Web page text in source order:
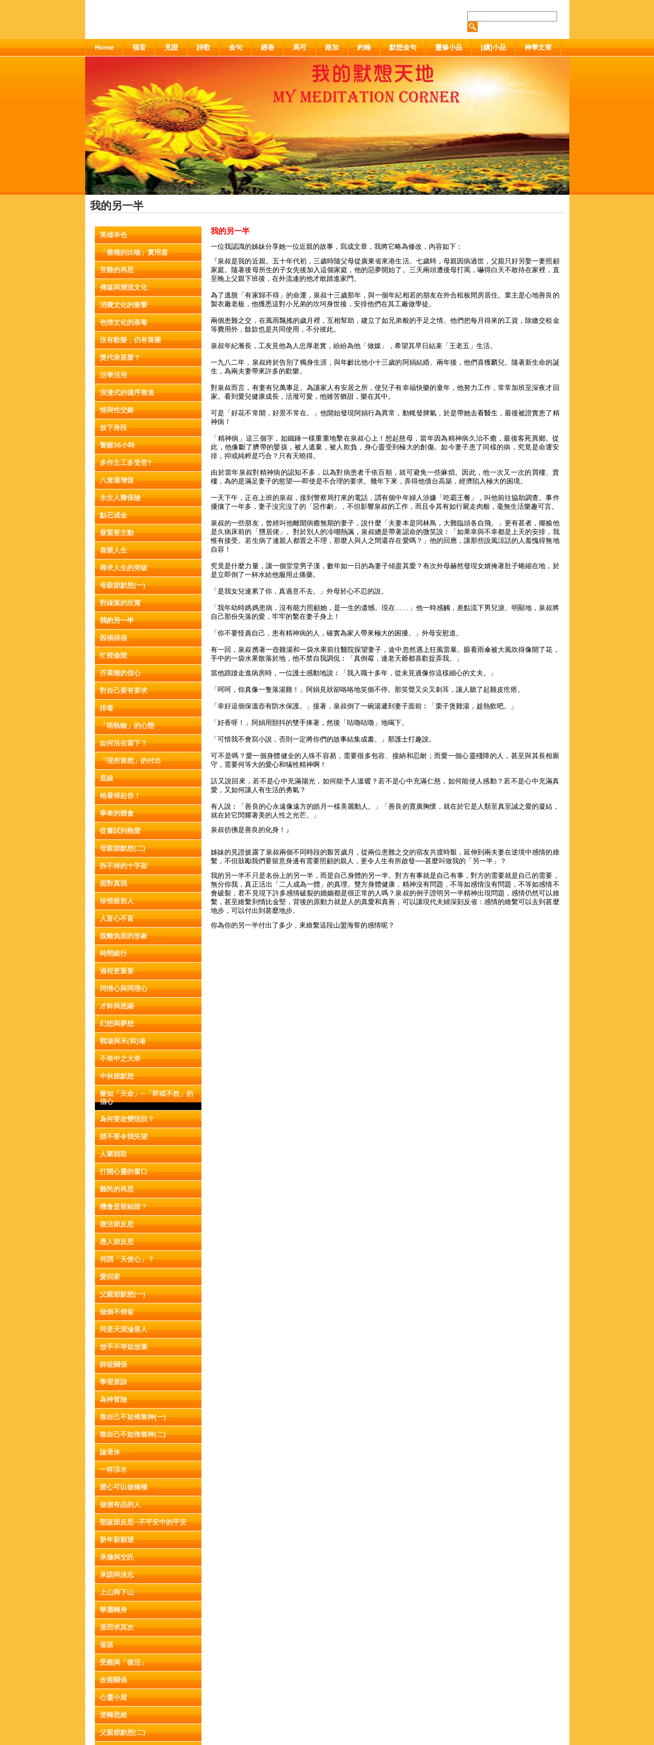
Home 福音 見證 詩歌 金句 經卷 馬可 路加 約翰 默想金句 靈修小品 [續]小品 神學文章
我的另一半
英雄本色
「撒種的比喻」實用篇
苦難的再思
傳媒與潮流文化
消費文化的衝擊
色情文化的荼毒
沒有歡樂，仍有喜樂
獎代表甚麼？
活學活用
浪漫式的循序漸進
情與性交鋒
放下身段
警醒36小時
多作主工多受苦?
八達通增值
永生人壽保險
點石成金
最緊要主動
喜樂人生
尋求人生的突破
母親節默想(一)
對綠葉的欣賞
我的另一半
因禍得福
忙裡偷閒
芥菜種的信心
對自己要有要求
排毒
「唔執輸」的心態
如何活在當下？
「理所當然」的付出
底線
祂看得起你！
事奉的體會
從嘗試到熱愛
母親節默想(二)
拆不掉的十字架
面對真我
珍惜眼前人
人盲心不盲
脫離負面的形象
時間銀行
過程更重要
同情心與同理心
才幹與恩賜
幻想與夢想
戰場與禾(和)場
不幸中之大幸
中秋節默想
樂知「天命」─「即或不然」的
信心
為何要改變現狀？
請不要令我失望
人棄我取
打開心靈的窗口
難民的再思
機會是留給誰？
復活節反思
愚人節反思
何謂「天使心」？
愛回家
父親節默想(一)
做個不倒翁
同是天涯淪落人
放手不等如放棄
師徒關係
學習原諒
為神冒險
靠自己不如倚靠神(一)
靠自己不如倚靠神(二)
論退休
一杯涼水
愛心可以做橋樑
做個有品的人
聖誕節反思─不平安中的平安
新年新願望
承擔與交託
承諾與淡忘
上山與下山
華麗轉身
退而求其次
落區
受難與「復活」
改善關係
心靈小屋
逆轉思維
父親節默想(二)
我的另一半
一位我認識的姊妹分享她一位近親的故事，寫成文章，我將它略為修改，內容如下：
『泉叔是我的近親。五十年代初，三歲時隨父母從廣東省來港生活。七歲時，母親因病過世，父親只好另娶一妻照顧
家庭。隨著後母所生的子女先後加入這個家庭，他的惡夢開始了。三天兩頭遭後母打罵，嚇得白天不敢待在家裡，直
至晚上父親下班後，在外流連的他才敢踏進家門。
為了逃脫「有家歸不得」的命運，泉叔十三歲那年，與一個年紀相若的朋友在外合租板間房居住。業主是心地善良的
製衣廠老板，他獲悉這對小兄弟的坎坷身世後，安排他們在其工廠做學徒。
兩個患難之交，在風雨飄搖的歲月裡，互相幫助，建立了如兄弟般的手足之情。他們把每月得來的工資，除繳交租金
等費用外，餘款也是共同使用，不分彼此。
泉叔年紀漸長，工友見他為人忠厚老實，紛紛為他「做媒」，希望其早日結束「王老五」生活。
一九八二年，泉叔終於告別了獨身生涯，與年齡比他小十三歲的阿娟結緍。兩年後，他們喜獲麟兒。隨著新生命的誕
生，為兩夫妻帶來許多的歡樂。
對泉叔而言，有妻有兒萬事足。為讓家人有安居之所，使兒子有幸福快樂的童年，他努力工作，常常加班至深夜才回
家。看到愛兒健康成長，活潑可愛，他雖苦猶甜，樂在其中。
可是「好花不常開，好景不常在。」他開始發現阿娟行為異常，動輒發脾氣，於是帶她去看醫生，最後被證實患了精
神病！
「精神病」這三個字，如鐵錘一樣重重地擊在泉叔心上！想起慈母，當年因為精神病久治不癒，最後客死異鄉。從
此，他像斷了臍帶的嬰孩，被人遺棄，被人欺負，身心靈受到極大的創傷。如今妻子患了同樣的病，究竟是命運安
排，抑或純粹是巧合？只有天曉得。
由於當年泉叔對精神病的認知不多，以為對病患者千依百順，就可避免一些麻煩。因此，他一次又一次的買樓、賣
樓，為的是滿足妻子的慾望──即使是不合理的要求。幾年下來，弄得他債台高築，經濟陷入極大的困境。
一天下午，正在上班的泉叔，接到警察局打來的電話，謂有個中年婦人涉嫌「吃霸王餐」，叫他前往協助調查。事件
擾攘了一年多，妻子沒完沒了的「惡作劇」，不但影響泉叔的工作，而且令其有如行屍走肉般，毫無生活樂趣可言。
泉叔的一些朋友，曾經叫他離開病癒無期的妻子，說什麼「夫妻本是同林鳥，大難臨頭各自飛。」更有甚者，揶揄他
是久病床前的「戇居佬」。對於別人的冷嘲熱諷，泉叔總是帶著認命的微笑說︰「如果幸與不幸都是上天的安排，我
惟有接受。若生病了連親人都置之不理，那麼人與人之間還存在愛嗎？」他的回應，讓那些說風涼話的人羞愧得無地
自容！
究竟是什麼力量，讓一個堂堂男子漢，數年如一日的為妻子傾盡其愛？有次外母赫然發現女婿掩著肚子蜷縮在地，於
是立即倒了一杯水給他服用止痛藥。
「是我女兒連累了你，真過意不去。」外母於心不忍的說。
「我年幼時媽媽患病，沒有能力照顧她，是一生的遺憾。現在……」他一時感觸，差點流下男兒淚。明顯地，泉叔將
自己那份失落的愛，牢牢的繫在妻子身上！
「你不要怪責自己，患有精神病的人，確實為家人帶來極大的困擾。」外母安慰道。
有一回，泉叔携著一壺雞湯和一袋水果前往醫院探望妻子，途中忽然遇上狂風雷暴。眼看雨傘被大風吹得像開了花，
手中的一袋水果散落於地，他不禁自我調侃︰「真倒霉，連老天爺都喜歡捉弄我。」
當他踉蹌走進病房時，一位護士感動地說︰「我入職十多年，從未見過像你這樣細心的丈夫。」
「呵呵，你真像一隻落湯雞！」阿娟見狀卻咯咯地笑個不停。那笑聲又尖又刺耳，讓人聽了起雞皮疙瘩。
「幸好這個保溫壺有防水保護。」接著，泉叔倒了一碗湯遞到妻子面前︰「栗子煲雞湯，趁熱飲吧。」
「好香呀！」阿娟用顫抖的雙手捧著，然後「咕嚕咕嚕」地喝下。
「可惜我不會寫小說，否則一定將你們的故事結集成書。」那護士打趣說。
可不是嗎？愛一個身體健全的人殊不容易，需要很多包容、接納和忍耐；而愛一個心靈殘障的人，甚至與其長相廝
守，需要何等大的愛心和犠牲精神啊！
話又說回來，若不是心中充滿陽光，如何能予人溫暖？若不是心中充滿仁慈，如何能使人感動？若不是心中充滿真
愛，又如何讓人有生活的勇氣？
有人說︰「善良的心永遠像遠方的皓月一樣美麗動人。」「善良的寛廣胸懷，就在於它是人類至真至誠之愛的凝結，
就在於它閃耀著美的人性之光芒。」
泉叔彷彿是善良的化身！』
姊妹的見證披露了泉叔兩個不同時段的艱苦歲月，從兩位患難之交的宿友共渡時艱，延伸到兩夫妻在逆境中感情的維
繫，不但鼓勵我們要留意身邊有需要照顧的親人，更令人生有所啟發──甚麼叫做我的「另一半」？
我的另一半不只是名份上的另一半，而是自己身體的另一半。對方有事就是自己有事，對方的需要就是自己的需要，
無分你我，真正活出「二人成為一體」的真理。雙方身體健康，精神沒有問題，不等如感情沒有問題，不等如感情不
會破裂，君不見現下許多感情破裂的婚姻都是很正常的人嗎？泉叔的例子證明另一半精神出現問題，感情仍然可以維
繫，甚至維繫到情比金堅，背後的原動力就是人的真愛和真善，可以讓現代夫婦深刻反省：感情的維繫可以去到甚麼
地步，可以付出到甚麼地步。
你為你的另一半付出了多少，來維繫這段山盟海誓的感情呢？